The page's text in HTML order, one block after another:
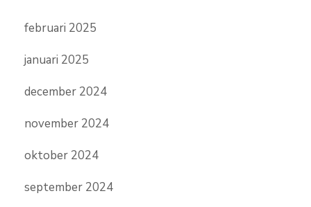
februari 2025
januari 2025
december 2024
november 2024
oktober 2024
september 2024